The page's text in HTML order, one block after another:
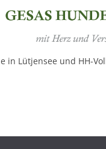
in Lütjensee und HH-